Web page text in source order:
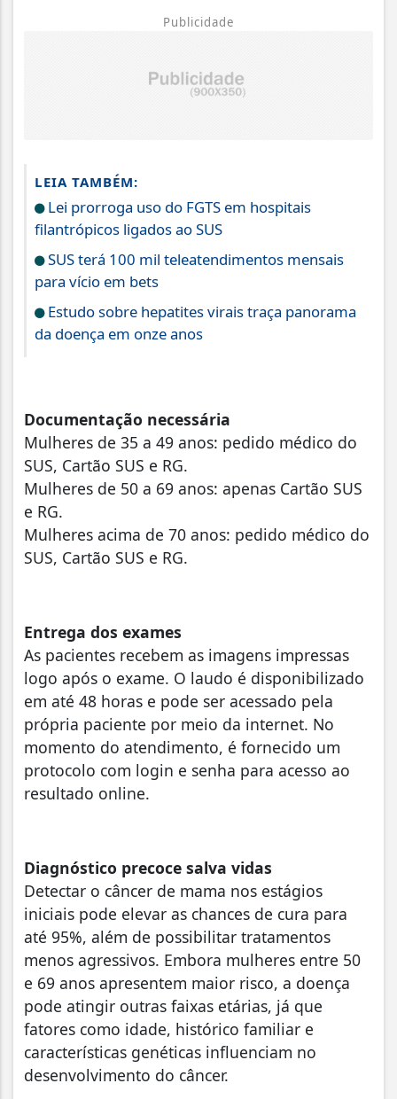
Publicidade
LEIA TAMBÉM:
Lei prorroga uso do FGTS em hospitais
filantrópicos ligados ao SUS
SUS terá 100 mil teleatendimentos mensais
para vício em bets
Estudo sobre hepatites virais traça panorama
da doença em onze anos
Documentação necessária
Mulheres de 35 a 49 anos: pedido médico do
SUS, Cartão SUS e RG.
Mulheres de 50 a 69 anos: apenas Cartão SUS
e RG.
Mulheres acima de 70 anos: pedido médico do
SUS, Cartão SUS e RG.
Entrega dos exames
As pacientes recebem as imagens impressas
logo após o exame. O laudo é disponibilizado
em até 48 horas e pode ser acessado pela
própria paciente por meio da internet. No
momento do atendimento, é fornecido um
protocolo com login e senha para acesso ao
resultado online.
Diagnóstico precoce salva vidas
Detectar o câncer de mama nos estágios
iniciais pode elevar as chances de cura para
até 95%, além de possibilitar tratamentos
menos agressivos. Embora mulheres entre 50
e 69 anos apresentem maior risco, a doença
pode atingir outras faixas etárias, já que
fatores como idade, histórico familiar e
características genéticas influenciam no
desenvolvimento do câncer.